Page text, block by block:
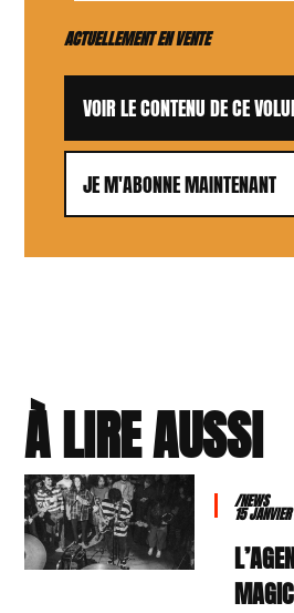
ACTUELLEMENT EN VENTE
VOIR LE CONTENU DE CE
JE M'ABONNE MAINTENANT
À LIRE AUSSI
/NEWS
15
MAGIC